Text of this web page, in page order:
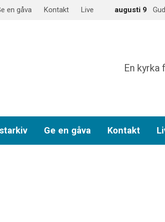
en gåva Kontakt Live augusti 9
En kyrka
Ge en gåva Kontakt